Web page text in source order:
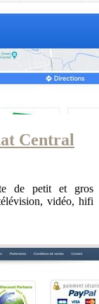
Central
de petit et gros
vidéo, hifi